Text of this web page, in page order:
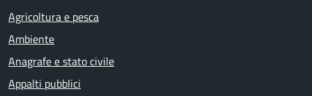
Agricoltura e pesca
Ambiente
Anagrafe e stato civile
Appalti pubblici